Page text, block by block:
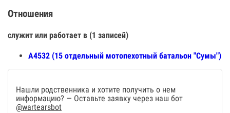
Отношения
служит или работает в (1 записей)
А4532 (15 отдельный мотопехотный батальон "Сумы")
Нашли родственника и хотите получить о нем
информацию? — Оставьте заявку через наш бот
@wartearsbot